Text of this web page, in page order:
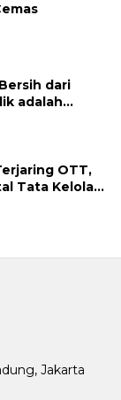
dari
adalah
OTT,
Tata Kelola
Jakarta